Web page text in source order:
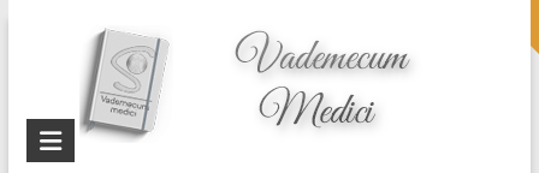
topheader
Startseite
Blog
Schwäche der